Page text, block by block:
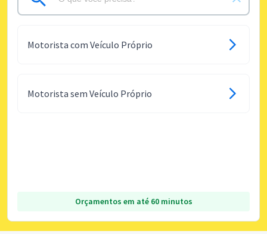
Motorista com Veículo Próprio
Motorista sem Veículo Próprio
Orçamentos em até 60 minutos